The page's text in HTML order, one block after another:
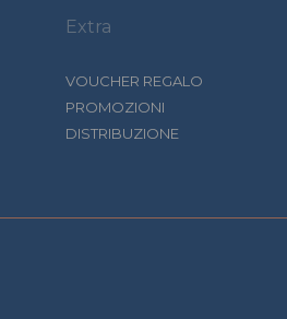
Extra
VOUCHER REGALO
PROMOZIONI
DISTRIBUZIONE